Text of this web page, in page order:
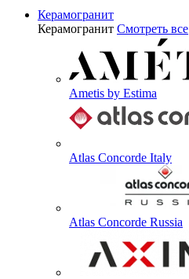
Керамогранит
Керамогранит Смотреть все
Ametis by Estima
Atlas Concorde Italy
Atlas Concorde Russia